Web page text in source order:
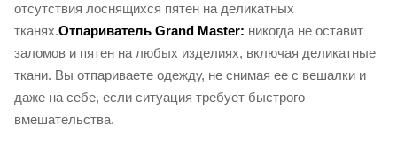
отсутствия лоснящихся пятен на деликатных
тканях.Отпариватель Grand Master: никогда не оставит
заломов и пятен на любых изделиях, включая деликатные
ткани. Вы отпариваете одежду, не снимая ее с вешалки и
даже на себе, если ситуация требует быстрого
вмешательства.